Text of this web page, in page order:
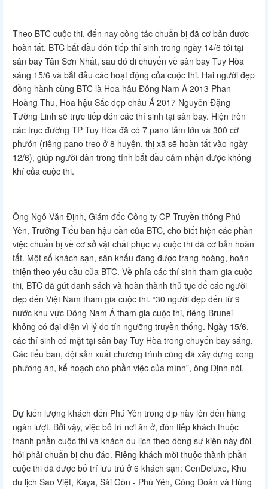
Theo BTC cuộc thi, đến nay công tác chuẩn bị đã cơ bản được
hoàn tất. BTC bắt đầu đón tiếp thí sinh trong ngày 14/6 tới tại
sân bay Tân Sơn Nhất, sau đó di chuyển về sân bay Tuy Hòa
sáng 15/6 và bắt đầu các hoạt động của cuộc thi. Hai người đẹp
đồng hành cùng BTC là Hoa hậu Đông Nam Á 2013 Phan
Hoàng Thu, Hoa hậu Sắc đẹp châu Á 2017 Nguyễn Đặng
Tường Linh sẽ trực tiếp đón các thí sinh tại sân bay. Hiện trên
các trục đường TP Tuy Hòa đã có 7 pano tấm lớn và 300 cờ
phướn (riêng pano treo ở 8 huyện, thị xã sẽ hoàn tất vào ngày
12/6), giúp người dân trong tỉnh bắt đầu cảm nhận được không
khí của cuộc thi.
Ông Ngô Văn Định, Giám đốc Công ty CP Truyền thông Phú
Yên, Trưởng Tiểu ban hậu cần của BTC, cho biết hiện các phần
việc chuẩn bị về cơ sở vật chất phục vụ cuộc thi đã cơ bản hoàn
tất. Một số khách sạn, sân khấu đang được trang hoàng, hoàn
thiện theo yêu cầu của BTC. Về phía các thí sinh tham gia cuộc
thi, BTC đã gút danh sách và hoàn thành thủ tục để các người
đẹp đến Việt Nam tham gia cuộc thi. “30 người đẹp đến từ 9
nước khu vực Đông Nam Á tham gia cuộc thi, riêng Brunei
không có đại diện vì lý do tín ngưỡng truyền thống. Ngày 15/6,
các thí sinh có mặt tại sân bay Tuy Hòa trong chuyến bay sáng.
Các tiểu ban, đội sản xuất chương trình cũng đã xây dựng xong
phương án, kế hoạch cho phần việc của mình”, ông Định nói.
Dự kiến lượng khách đến Phú Yên trong dịp này lên đến hàng
ngàn lượt. Bởi vậy, việc bố trí nơi ăn ở, đón tiếp khách thuộc
thành phần cuộc thi và khách du lịch theo dòng sự kiện này đòi
hỏi phải chuẩn bị chu đáo. Riêng khách mời thuộc thành phần
cuộc thi đã được bố trí lưu trú ở 6 khách sạn: CenDeluxe, Khu
du lịch Sao Việt, Kaya, Sài Gòn - Phú Yên, Công Đoàn và Hùng